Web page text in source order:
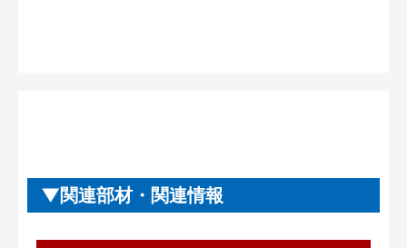
関連部材・関連情報